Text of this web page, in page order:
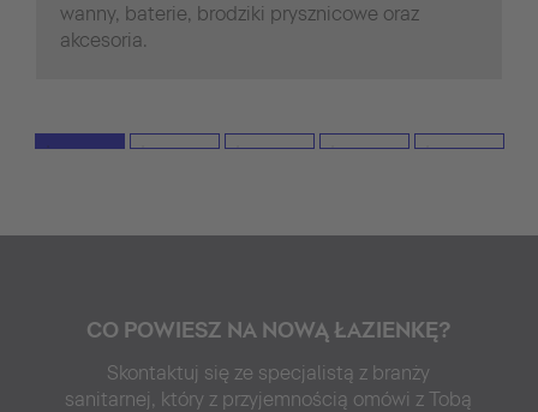
wanny, baterie, brodziki prysznicowe oraz
akcesoria.
CO POWIESZ NA NOWĄ ŁAZIENKĘ?
Skontaktuj się ze specjalistą z branży
sanitarnej, który z przyjemnością omówi z Tobą